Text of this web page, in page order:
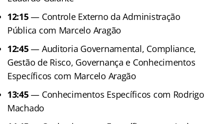
12:15— Controle Externo da Administração
Pública com Marcelo Aragão
12:45— Auditoria Governamental, Compliance,
Gestão de Risco, Governança e Conhecimentos
Específicos com Marcelo Aragão
13:45— Conhecimentos Específicos com Rodrigo
Machado